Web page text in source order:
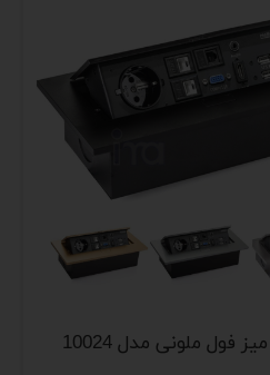
فول ملونی مدل 10024